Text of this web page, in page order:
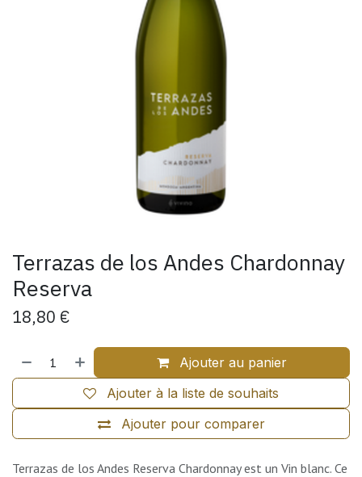
Terrazas de los Andes Chardonnay
Reserva
18,80 €
Ajouter au panier
Ajouter pour comparer
Ajouter à la liste de souhaits
Terrazas de los Andes Reserva Chardonnay est un Vin blanc. Ce